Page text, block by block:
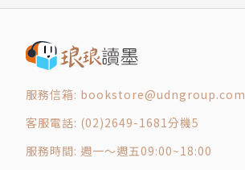
服務信箱: bookstore@udngroup.com
客服電話: (02)2649-1681分機5
服務時間: 週一～週五09:00~18:00